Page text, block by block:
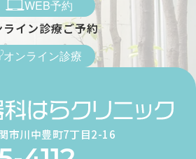
WEB予約
ライン診療ご予約
オンライン診療
市川中豊町7丁目2-16